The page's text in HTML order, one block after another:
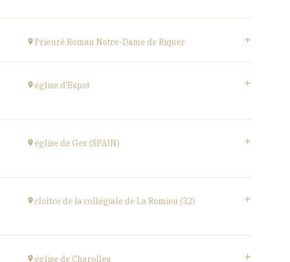
à18H00
Acheter vos billets
Prieuré Roman Notre-Dame de Riquer
à 21H00
église d'Espot
SPAIN
à 19H00
église de Ger (SPAIN)
Plaça d'Andreu Xandri, 17539 Ger (SPAIN)
à 19H00
cloître de la collégiale de La Romieu (32)
rue du docteur Lucante, 32480 La Romieu
église de Charolles